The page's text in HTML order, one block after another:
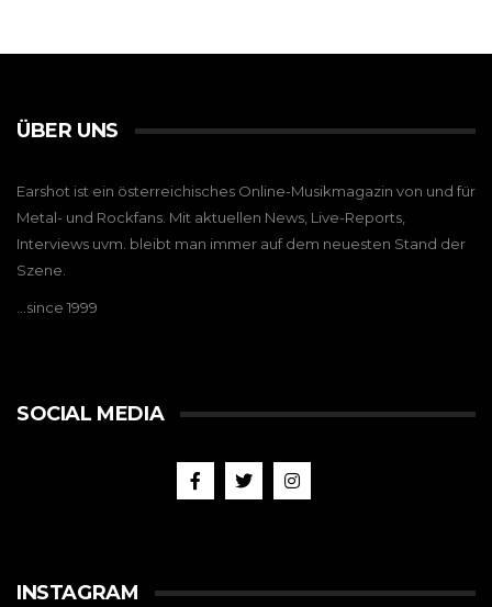
ÜBER UNS
Earshot ist ein österreichisches Online-Musikmagazin von und für
Metal- und Rockfans. Mit aktuellen News, Live-Reports,
Interviews uvm. bleibt man immer auf dem neuesten Stand der
Szene.
…since 1999
SOCIAL MEDIA
INSTAGRAM